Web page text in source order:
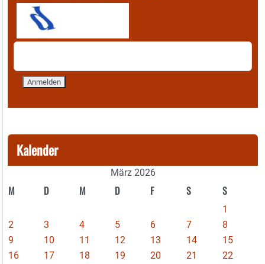
Kalender
März 2026
M D M D F S S
1
2
3 4 5 6 7
8
9
10 11 12 13 14
15
16
17 18 19 20 21
22